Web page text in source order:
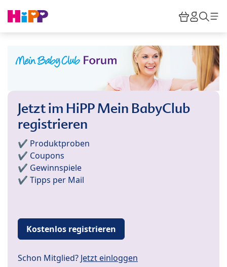
HiPP
Jetzt im HiPP Mein BabyClub
registrieren
✔️ Produktproben
✔️ Coupons
✔️ Gewinnspiele
✔️ Tipps per Mail
Kostenlos registrieren
Schon Mitglied? Jetzt einloggen